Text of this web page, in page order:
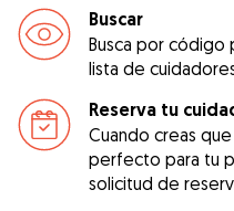
Buscar
Busca por código
lista de
Reserva tu
Cuando creas
perfecto para tu
solicitud de